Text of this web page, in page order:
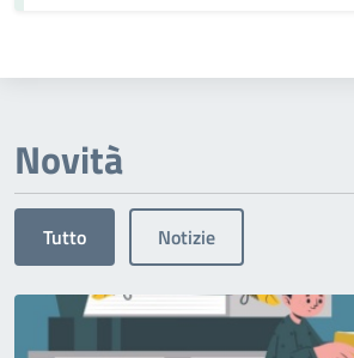
Novità
Tutto Notizie